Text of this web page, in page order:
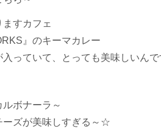
すカフェ
』のキーマカレー
っていて、とっても美味しいん
ボナーラ～
ーズが美味しすぎる～☆